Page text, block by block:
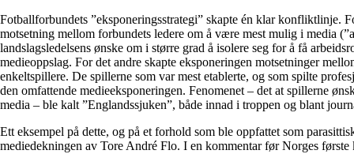
Fotballforbundets ”eksponeringsstrategi” skapte én klar konfliktlinje.
motsetning mellom forbundets ledere om å være mest mulig i media
landslagsledelsens ønske om i større grad å isolere seg for å få
medieoppslag. For det andre skapte eksponeringen motsetninger
enkeltspillere. De spillerne som var mest etablerte, og som spilte
den omfattende medieeksponeringen. Fenomenet – det at spillerne
media – ble kalt ”Englandssjuken”, både innad i troppen og blant
Ett eksempel på dette, og på et forhold som ble oppfattet som
mediedekningen av Tore André Flo. I en kommentar før Norges